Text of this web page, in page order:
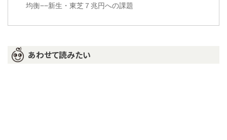
均衡−−新生・東芝７兆円への課題
あわせて読みたい